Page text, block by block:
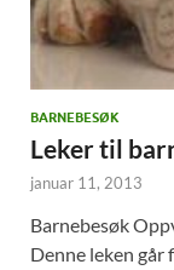
BARNEBESØK
Leker til
januar 11, 2013
Barnebesøk
Denne leken går